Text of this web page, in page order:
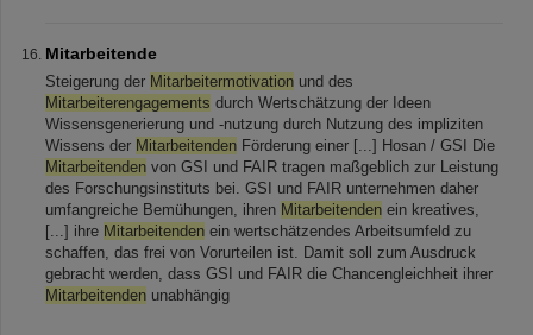
Mitarbeitende
Steigerung der Mitarbeitermotivation und des
Mitarbeiterengagements durch Wertschätzung der Ideen
Wissensgenerierung und -nutzung durch Nutzung des impliziten
Wissens der Mitarbeitenden Förderung einer [...] Hosan / GSI Die
Mitarbeitenden von GSI und FAIR tragen maßgeblich zur Leistung
des Forschungsinstituts bei. GSI und FAIR unternehmen daher
umfangreiche Bemühungen, ihren Mitarbeitenden ein kreatives,
[...] ihre Mitarbeitenden ein wertschätzendes Arbeitsumfeld zu
schaffen, das frei von Vorurteilen ist. Damit soll zum Ausdruck
gebracht werden, dass GSI und FAIR die Chancengleichheit ihrer
Mitarbeitenden unabhängig